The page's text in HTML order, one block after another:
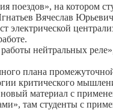
поездов», на котором
Вячеслав
нейтральных
плана
критического
материал с
там студенты с